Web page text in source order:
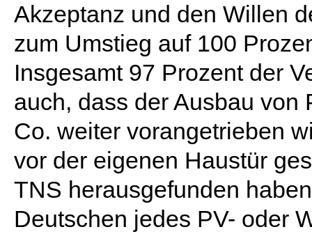
Akzeptanz und den Willen
zum Umstieg auf 100
Insgesamt 97 Prozent der
auch, dass der Ausbau
Co. weiter vorangetrieben
vor der eigenen Haustür
TNS herausgefunden
Deutschen jedes PV- oder